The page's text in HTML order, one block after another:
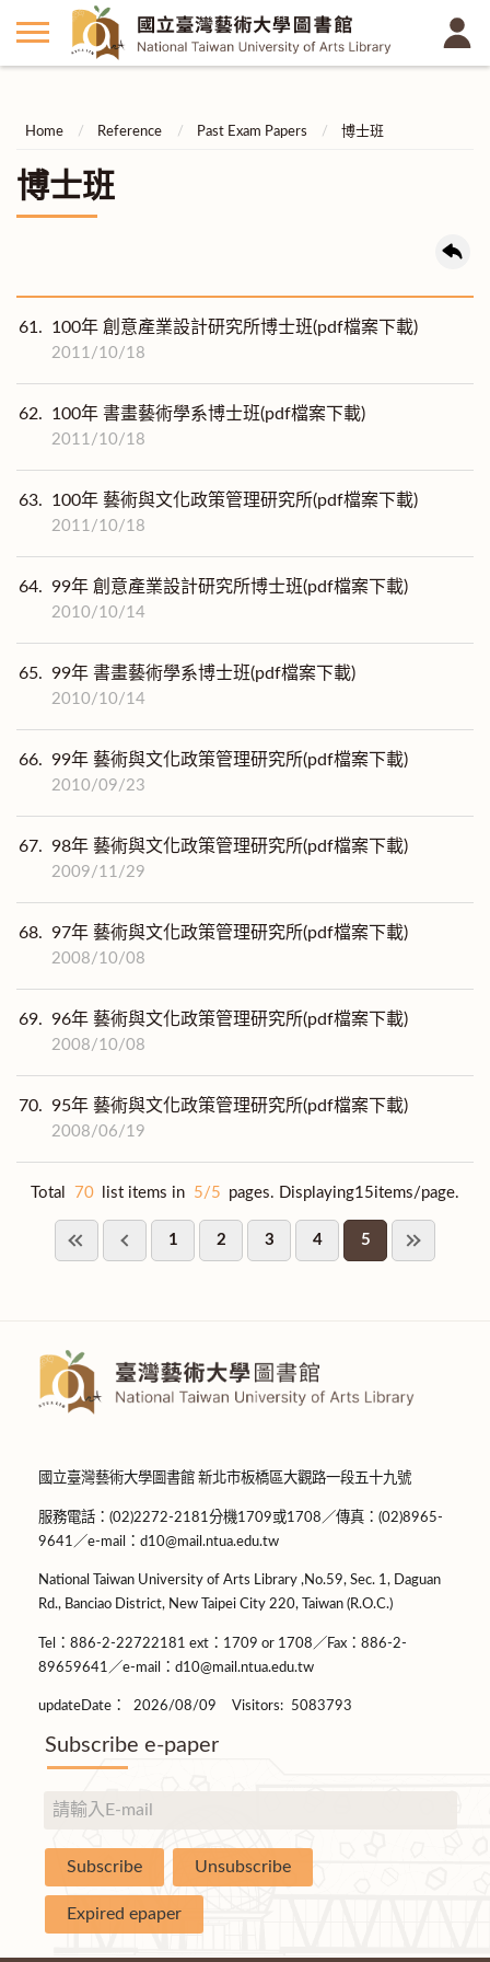
Home Reference Past Exam Papers 博士班
博士班
61. 100年 創意產業設計研究所博士班(pdf檔案下載)
2011/10/18
62. 100年 書畫藝術學系博士班(pdf檔案下載)
2011/10/18
63. 100年 藝術與文化政策管理研究所(pdf檔案下載)
2011/10/18
64. 99年 創意產業設計研究所博士班(pdf檔案下載)
2010/10/14
65. 99年 書畫藝術學系博士班(pdf檔案下載)
2010/10/14
66. 99年 藝術與文化政策管理研究所(pdf檔案下載)
2010/09/23
67. 98年 藝術與文化政策管理研究所(pdf檔案下載)
2009/11/29
68. 97年 藝術與文化政策管理研究所(pdf檔案下載)
2008/10/08
69. 96年 藝術與文化政策管理研究所(pdf檔案下載)
2008/10/08
70. 95年 藝術與文化政策管理研究所(pdf檔案下載)
2008/06/19
Total 70 list items in 5/5 pages. Displaying15items/page.
1 2 3 4 5
國立臺灣藝術大學圖書館 新北市板橋區大觀路一段五十九號
服務電話：(02)2272-2181分機1709或1708／傳真：(02)8965-
9641／e-mail：d10@mail.ntua.edu.tw
National Taiwan University of Arts Library ,No.59, Sec. 1, Daguan
Rd., Banciao District, New Taipei City 220, Taiwan (R.O.C.)
Tel：886-2-22722181 ext：1709 or 1708／Fax：886-2-
89659641／e-mail：d10@mail.ntua.edu.tw
updateDate： 2026/08/09 Visitors: 5083793
Subscribe e-paper